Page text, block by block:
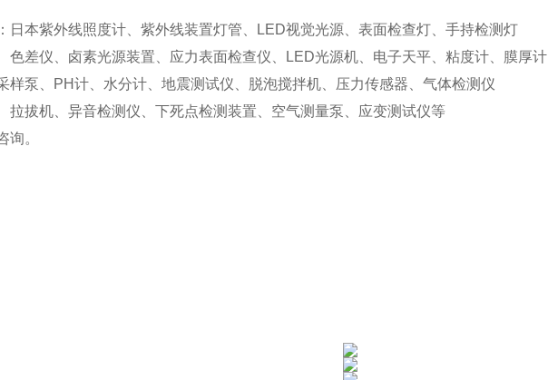
日本紫外线照度计、紫外线装置灯管、LED视觉光源、表面检查灯、手持检测灯
色差仪、卤素光源装置、应力表面检查仪、LED光源机、电子天平、粘度计、膜厚计
样泵、PH计、水分计、地震测试仪、脱泡搅拌机、压力传感器、气体检测仪
拉拔机、异音检测仪、下死点检测装置、空气测量泵、应变测试仪等
询。